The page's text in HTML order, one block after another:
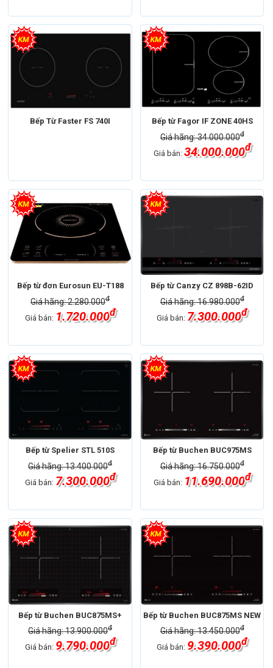
Bếp Từ Faster FS 740I Bếp từ Fagor IF ZONE 40HS
Giá hãng: 34.000.000đ
Giá bán: 34.000.000đ
Bếp từ đơn Eurosun EU-T188
Giá hãng: 2.280.000đ
Giá bán: 1.720.000đ
Bếp từ Canzy CZ 898B-62ID
Giá hãng: 16.980.000đ
Giá bán: 7.300.000đ
Bếp từ Spelier STL 510S
Giá hãng: 13.400.000đ
Giá bán: 7.300.000đ
Bếp từ Buchen BUC975MS
Giá hãng: 16.750.000đ
Giá bán: 11.690.000đ
Bếp từ Buchen BUC875MS+
Giá hãng: 13.900.000đ
Giá bán: 9.790.000đ
Bếp từ Buchen BUC875MS NEW
Giá hãng: 13.450.000đ
Giá bán: 9.390.000đ